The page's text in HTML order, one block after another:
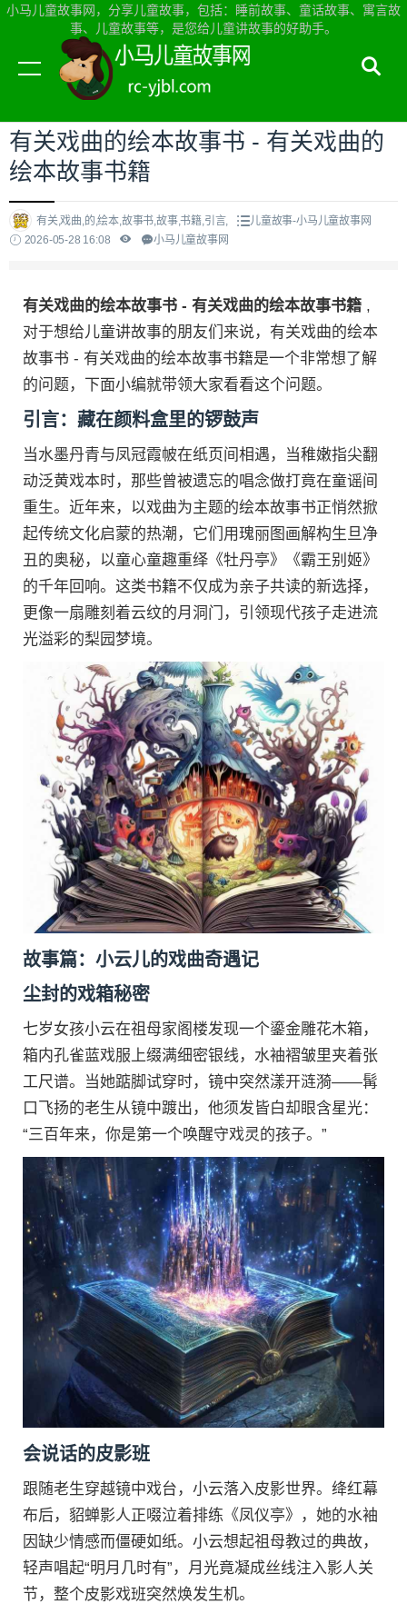
小马儿童故事网，分享儿童故事，包括：睡前故事、童话故事、寓言故
事、儿童故事等，是您给儿童讲故事的好助手。
当前位置：小马儿童故事网首页>儿童故事
有关戏曲的绘本故事书 - 有关戏曲的
绘本故事书籍
有关,戏曲,的,绘本,故事书,故事,书籍,引言,
儿童故事-小马儿童故事网
2026-05-28 16:08
小马儿童故事网
有关戏曲的绘本故事书 - 有关戏曲的绘本故事书籍 ,
对于想给儿童讲故事的朋友们来说，有关戏曲的绘本
故事书 - 有关戏曲的绘本故事书籍是一个非常想了解
的问题，下面小编就带领大家看看这个问题。
引言：藏在颜料盒里的锣鼓声
当水墨丹青与凤冠霞帔在纸页间相遇，当稚嫩指尖翻
动泛黄戏本时，那些曾被遗忘的唱念做打竟在童谣间
重生。近年来，以戏曲为主题的绘本故事书正悄然掀
起传统文化启蒙的热潮，它们用瑰丽图画解构生旦净
丑的奥秘，以童心童趣重绎《牡丹亭》《霸王别姬》
的千年回响。这类书籍不仅成为亲子共读的新选择，
更像一扇雕刻着云纹的月洞门，引领现代孩子走进流
光溢彩的梨园梦境。
故事篇：小云儿的戏曲奇遇记
尘封的戏箱秘密
七岁女孩小云在祖母家阁楼发现一个鎏金雕花木箱，
箱内孔雀蓝戏服上缀满细密银线，水袖褶皱里夹着张
工尺谱。当她踮脚试穿时，镜中突然漾开涟漪——髯
口飞扬的老生从镜中踱出，他须发皆白却眼含星光：
“三百年来，你是第一个唤醒守戏灵的孩子。”
会说话的皮影班
跟随老生穿越镜中戏台，小云落入皮影世界。绛红幕
布后，貂蝉影人正啜泣着排练《凤仪亭》，她的水袖
因缺少情感而僵硬如纸。小云想起祖母教过的典故，
轻声唱起“明月几时有”，月光竟凝成丝线注入影人关
节，整个皮影戏班突然焕发生机。